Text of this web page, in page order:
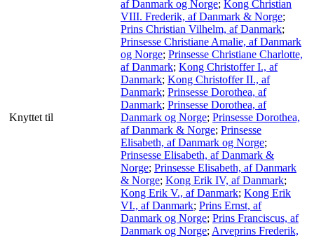
Knyttet til
af Danmark og Norge; Kong Christian
VIII. Frederik, af Danmark & Norge;
Prins Christian Vilhelm, af Danmark;
Prinsesse Christiane Amalie, af Danmark
og Norge; Prinsesse Christiane Charlotte,
af Danmark; Kong Christoffer I., af
Danmark; Kong Christoffer II., af
Danmark; Prinsesse Dorothea, af
Danmark; Prinsesse Dorothea, af
Danmark og Norge; Prinsesse Dorothea,
af Danmark & Norge; Prinsesse
Elisabeth, af Danmark og Norge;
Prinsesse Elisabeth, af Danmark &
Norge; Prinsesse Elisabeth, af Danmark
& Norge; Kong Erik IV, af Danmark;
Kong Erik V., af Danmark; Kong Erik
VI., af Danmark; Prins Ernst, af
Danmark og Norge; Prins Franciscus, af
Danmark og Norge; Arveprins Frederik,